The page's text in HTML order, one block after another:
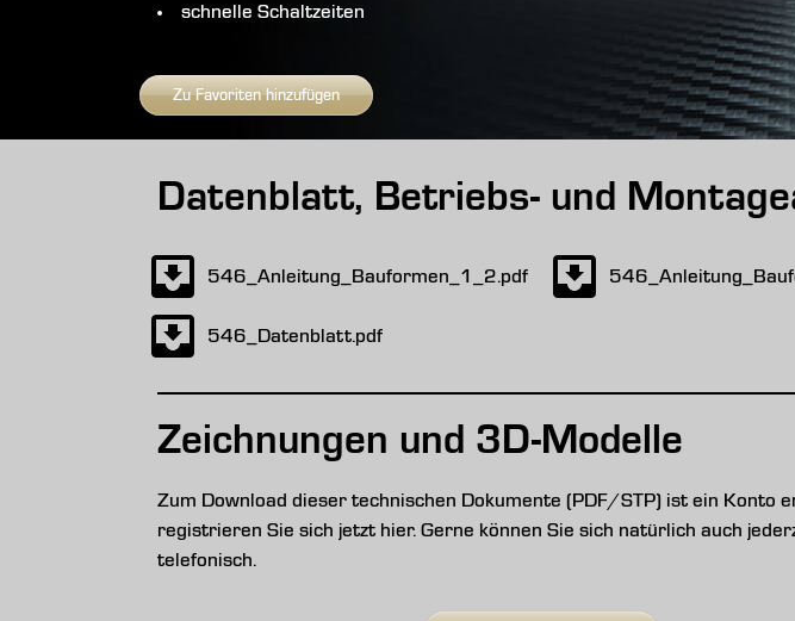
schnelle Schaltzeiten
Zu Favoriten hinzufügen
Datenblatt, Betriebs- und
546_Anleitung_Bauformen_1_2.pdf
546_Datenblatt.pdf
Zeichnungen und 3D-Modelle
Zum Download dieser technischen Dokumente (PDF/STP) ist ein Konto
registrieren Sie sich jetzt hier. Gerne können Sie sich natürlich auch
telefonisch.